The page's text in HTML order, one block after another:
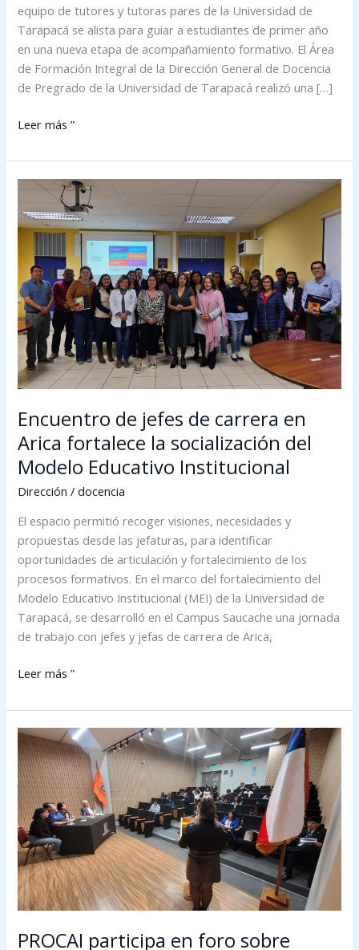
equipo de tutores y tutoras pares de la Universidad de
Tarapacá se alista para guiar a estudiantes de primer año
en una nueva etapa de acompañamiento formativo. El Área
de Formación Integral de la Dirección General de Docencia
de Pregrado de la Universidad de Tarapacá realizó una […]
Leer más ”
Encuentro de jefes de carrera en
Arica fortalece la socialización del
Modelo Educativo Institucional
Dirección /docencia
El espacio permitió recoger visiones, necesidades y
propuestas desde las jefaturas, para identificar
oportunidades de articulación y fortalecimiento de los
procesos formativos. En el marco del fortalecimiento del
Modelo Educativo Institucional (MEI) de la Universidad de
Tarapacá, se desarrolló en el Campus Saucache una jornada
de trabajo con jefes y jefas de carrera de Arica,
Encuentro
de
jefes
carrera
en
Arica
fortalece
socialización
del
Educativo
Institucional
Leer más ”
PROCAI participa en foro sobre
PROCAI
participa
en
foro
sobre
formación
profesional
en
entornos
multiculturales